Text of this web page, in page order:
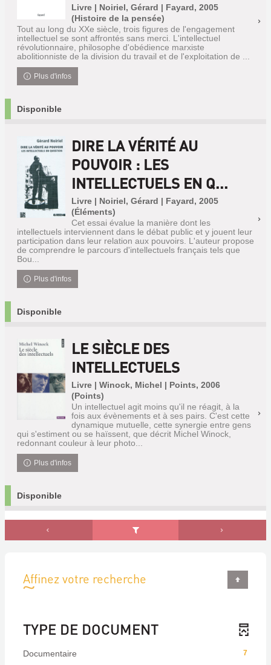
Livre | Noiriel, Gérard | Fayard, 2005
(Histoire de la pensée)
Tout au long du XXe siècle, trois figures de l'engagement
intellectuel se sont affrontés sans merci. L'intellectuel
révolutionnaire, philosophe d'obédience marxiste
abolitionniste de la division du travail et de l'exploitation de ...
Plus d'infos
Disponible
DIRE LA VÉRITÉ AU
POUVOIR : LES
INTELLECTUELS EN Q...
Livre | Noiriel, Gérard | Fayard, 2005
(Éléments)
Cet essai évalue la manière dont les
intellectuels interviennent dans le débat public et y jouent leur
participation dans leur relation aux pouvoirs. L'auteur propose
de comprendre le parcours d'intellectuels français tels que
Bou...
Plus d'infos
Disponible
LE SIÈCLE DES
INTELLECTUELS
Livre | Winock, Michel | Points, 2006
(Points)
Un intellectuel agit moins qu'il ne réagit, à la
fois aux évènements et à ses pairs. C'est cette
dynamique mutuelle, cette synergie entre gens
qui s'estiment ou se haïssent, que décrit Michel Winock,
redonnant couleur à leur photo...
Plus d'infos
Disponible
Affinez votre recherche
TYPE DE DOCUMENT
7
Documentaire